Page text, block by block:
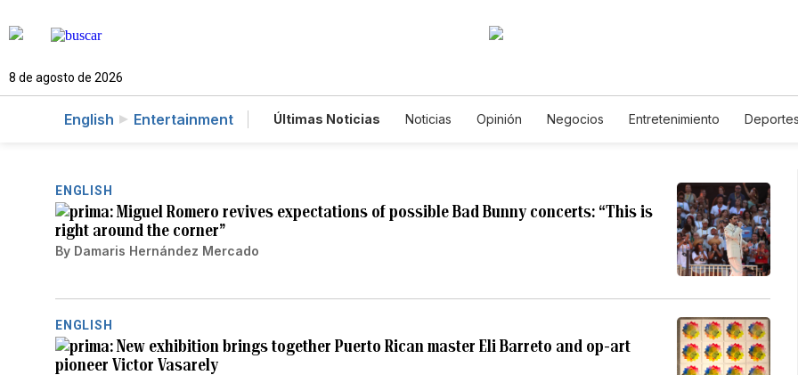
8 de agosto de 2026
English Entertainment Últimas Noticias Noticias Opinión Negocios Entretenimiento Deportes
ENGLISH
Miguel Romero revives expectations of possible Bad Bunny concerts: “This is
right around the corner”
By Damaris Hernández Mercado
ENGLISH
New exhibition brings together Puerto Rican master Eli Barreto and op-art
pioneer Victor Vasarely